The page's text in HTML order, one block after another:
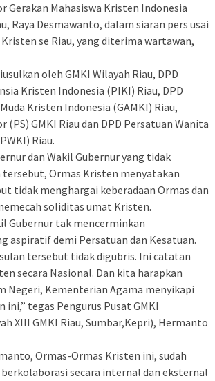
Gerakan Mahasiswa Kristen Indonesia
Raya Desmawanto, dalam siaran pers usai
se Riau, yang diterima wartawan,
oleh GMKI Wilayah Riau, DPD
Kristen Indonesia (PIKI) Riau, DPD
Kristen Indonesia (GAMKI) Riau,
(PS) GMKI Riau dan DPD Persatuan Wanita
Riau.
dan Wakil Gubernur yang tidak
Ormas Kristen menyatakan
tidak menghargai keberadaan Ormas dan
soliditas umat Kristen.
Gubernur tak mencerminkan
aspiratif demi Persatuan dan Kesatuan.
tersebut tidak digubris. Ini catatan
secara Nasional. Dan kita harapkan
Negeri, Kementerian Agama menyikapi
tegas Pengurus Pusat GMKI
XIII GMKI Riau, Sumbar,Kepri), Hermanto
Ormas-Ormas Kristen ini, sudah
secara internal dan eksternal